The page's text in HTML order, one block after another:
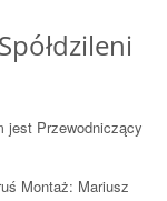
jest Przewodniczący
Montaż: Mariusz